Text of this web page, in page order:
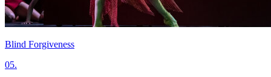
Blind Forgiveness
05.